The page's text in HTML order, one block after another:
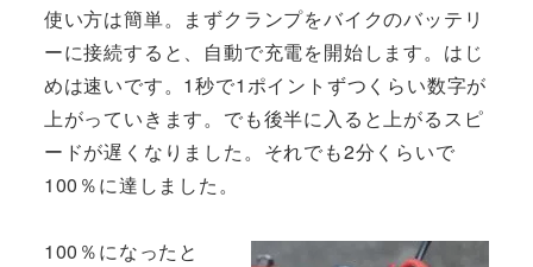
使い方は簡単。まずクランプをバイクのバッテリ
ーに接続すると、自動で充電を開始します。はじ
めは速いです。1秒で1ポイントずつくらい数字が
上がっていきます。でも後半に入ると上がるスピ
ードが遅くなりました。それでも2分くらいで
100％に達しました。
100％になったと